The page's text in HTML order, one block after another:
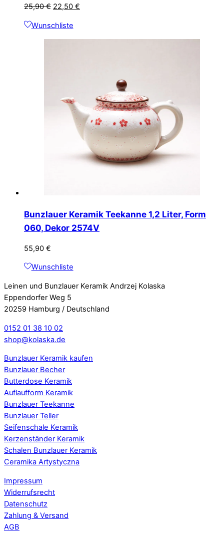
25,90€ Ursprünglicher
war:
25,90 €
22,50 €
22,50 €.
Wunschliste
Bunzlauer Keramik Teekanne 1,2 Liter, Form
060, Dekor 2574V
55,90 €
Wunschliste
Leinen und Bunzlauer Keramik Andrzej Kolaska
Eppendorfer Weg 5
20259 Hamburg / Deutschland
0152 01 38 10 02
shop@kolaska.de
Bunzlauer Keramik kaufen
Bunzlauer Becher
Butterdose Keramik
Auflaufform Keramik
Bunzlauer Teekanne
Bunzlauer Teller
Seifenschale Keramik
Kerzenständer Keramik
Schalen Bunzlauer Keramik
Ceramika Artystyczna
Impressum
Widerrufsrecht
Datenschutz
Zahlung & Versand
AGB